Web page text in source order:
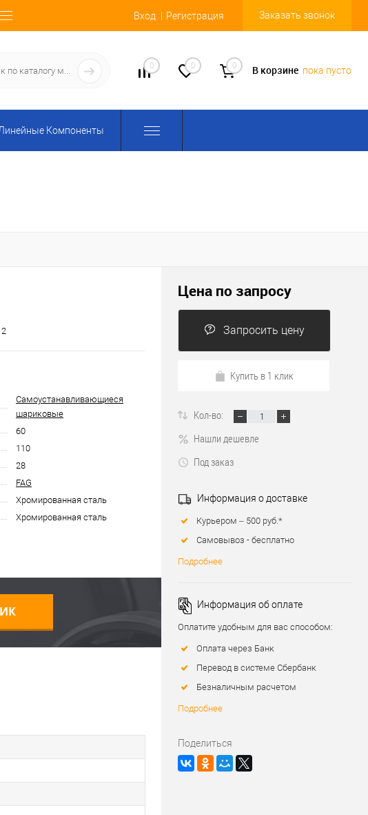
Вход Регистрация Заказать звонок
0 0 0 В корзине пока пусто
Компоненты
Самоустанавливающиеся
шариковые
60
110
28
FAG
Хромированная сталь
Хромированная сталь
Цена по запросу
Запросить цену
Купить в 1 клик
Кол-во:
Нашли дешевле
Под заказ
Информация о доставке
Курьером – 500 руб.*
Самовывоз - бесплатно
Подробнее
Информация об оплате
Оплатите удобным для вас способом:
Оплата через Банк
Перевод в системе Сбербанк
Безналичным расчетом
Подробнее
Поделиться